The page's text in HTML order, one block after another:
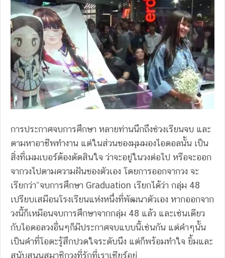
การประกาศจบการศึกษา หลายท่านนึกถึงช่วงเรียนจบ และ
ตามหาอาชีพทำงาน แต่ในส่วนของมุมมองไอดอลนั้น เป็น
สิ่งที่เมมเบอร์ต้องตัดสินใจ ว่าจะอยู่ในวงต่อไป หรือจะออก
จากวงไปตามความฝันของตัวเอง โดยการออกจากวง จะ
เรียกว่า“จบการศึกษา Graduation เรียกได้ว่า กลุ่ม 48
เปรียบเสมือนโรงเรียนแห่งหนึ่งที่พัฒนาตัวเอง หากออกจาก
วงนี้ก็เหมือนจบการศึกษาจากกลุ่ม 48 แล้ว และเช่นเดียว
กับไอดอลวงอื่นๆก็มีประกาศจบแบบนี้เช่นกัน แต่คำๆนั้น
เป็นคำที่โอตะรู้สึกปวดใจระดับนึง แต่ก็พร้อมทำใจ ยิ้มและ
สนับสนุนสมาชิกวงที่รักที่เราเชียร์อยู่